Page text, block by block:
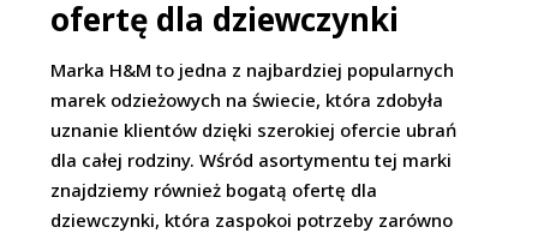
ofertę dla dziewczynki
Marka H&M to jedna z najbardziej popularnych
marek odzieżowych na świecie, która zdobyła
uznanie klientów dzięki szerokiej ofercie ubrań
dla całej rodziny. Wśród asortymentu tej marki
znajdziemy również bogatą ofertę dla
dziewczynki, która zaspokoi potrzeby zarówno